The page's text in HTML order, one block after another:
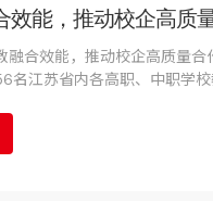
效能，推动校企高质
融合效能，推动校企高质量
名江苏省内各高职、中职学